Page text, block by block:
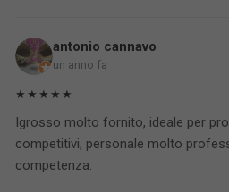
antonio cannavo
un anno fa
★★★★★
Igrosso molto fornito, ideale per
competitivi, personale molto
competenza.